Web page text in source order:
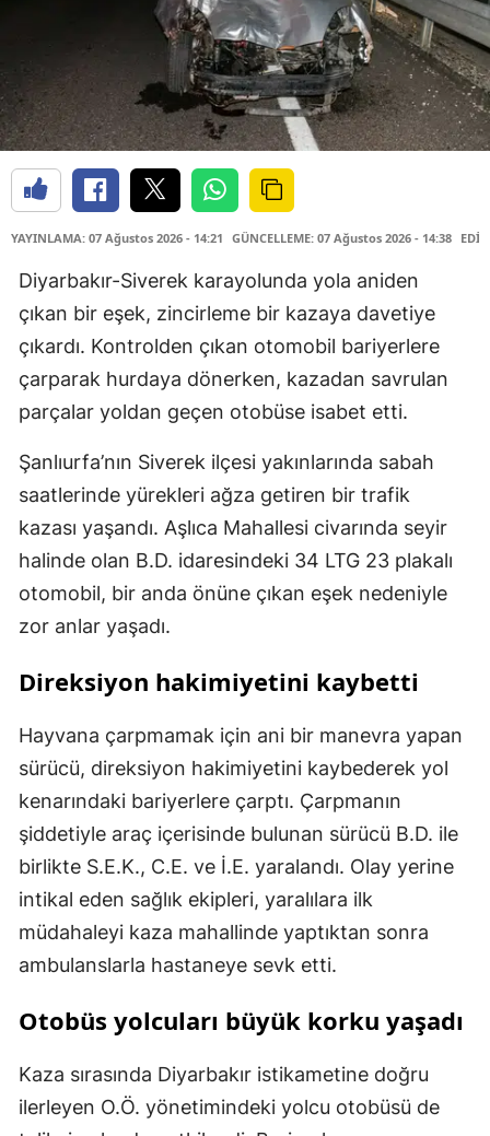
YAYINLAMA: 07 Ağustos 2026 - 14:21 GÜNCELLEME: 07 Ağustos 2026 - 14:38
Diyarbakır-Siverek karayolunda yola aniden
çıkan bir eşek, zincirleme bir kazaya davetiye
çıkardı. Kontrolden çıkan otomobil bariyerlere
çarparak hurdaya dönerken, kazadan savrulan
parçalar yoldan geçen otobüse isabet etti.
Şanlıurfa’nın Siverek ilçesi yakınlarında sabah
saatlerinde yürekleri ağza getiren bir trafik
kazası yaşandı. Aşlıca Mahallesi civarında seyir
halinde olan B.D. idaresindeki 34 LTG 23 plakalı
otomobil, bir anda önüne çıkan eşek nedeniyle
zor anlar yaşadı.
Direksiyon hakimiyetini kaybetti
Hayvana çarpmamak için ani bir manevra yapan
sürücü, direksiyon hakimiyetini kaybederek yol
kenarındaki bariyerlere çarptı. Çarpmanın
şiddetiyle araç içerisinde bulunan sürücü B.D. ile
birlikte S.E.K., C.E. ve İ.E. yaralandı. Olay yerine
intikal eden sağlık ekipleri, yaralılara ilk
müdahaleyi kaza mahallinde yaptıktan sonra
ambulanslarla hastaneye sevk etti.
Otobüs yolcuları büyük korku yaşadı
Kaza sırasında Diyarbakır istikametine doğru
ilerleyen O.Ö. yönetimindeki yolcu otobüsü de